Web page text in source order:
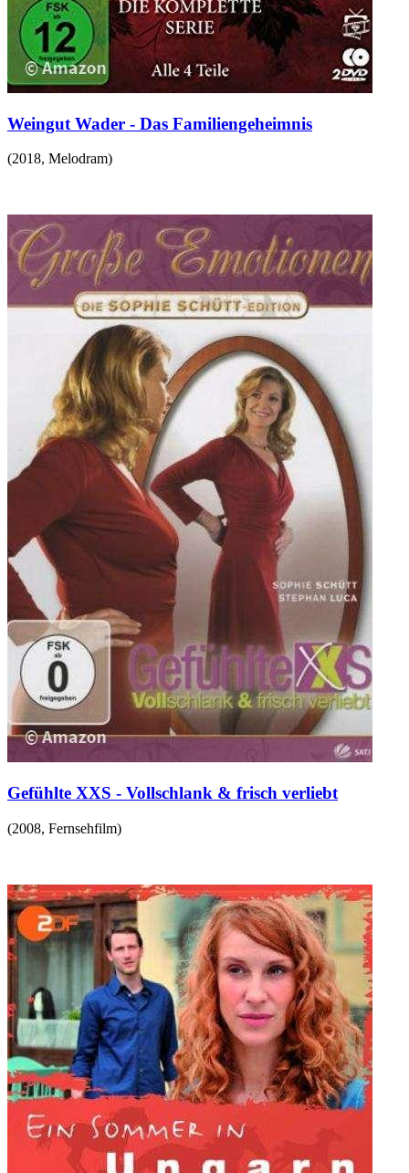
Weingut Wader - Das Familiengeheimnis
(2018, Melodram)
Gefühlte XXS - Vollschlank & frisch verliebt
(2008, Fernsehfilm)